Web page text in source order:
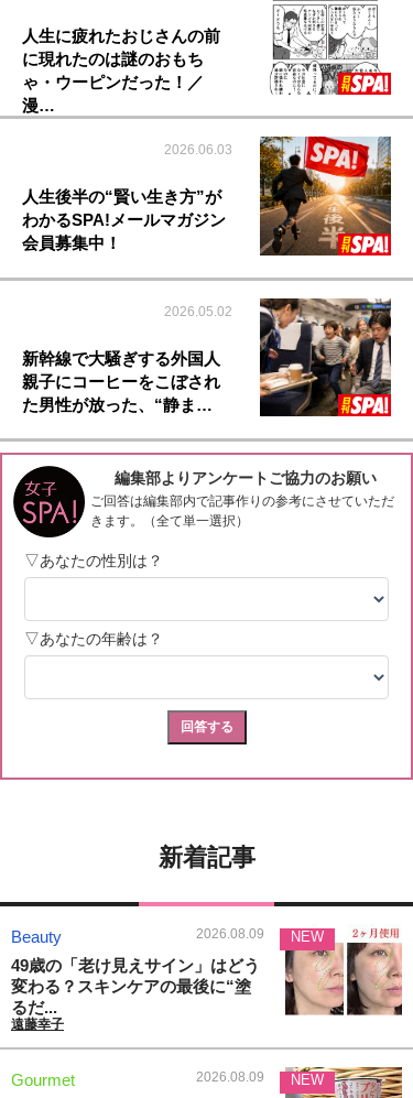
人生に疲れたおじさんの前
に現れたのは謎のおもち
ゃ・ウーピンだった！／
漫…
2026.06.03
人生後半の“賢い生き方”が
わかるSPA!メールマガジン
会員募集中！
2026.05.02
新幹線で大騒ぎする外国人
親子にコーヒーをこぼされ
た男性が放った、“静ま…
新着記事
Beauty 2026.08.09
49歳の「老け見えサイン」はどう
変わる？スキンケアの最後に“塗
るだ...
遠藤幸子
NEW
Gourmet 2026.08.09 NEW